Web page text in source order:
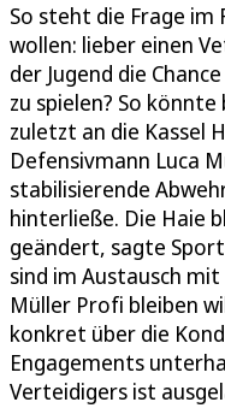
So steht die Frage im
wollen: lieber einen
der Jugend die
zu spielen? So
zuletzt an die Kassel
Defensivmann Luca
stabilisierende
hinterließe. Die Haie
geändert, sagte
sind im Austausch
Müller Profi bleiben
konkret über die
Engagements
Verteidigers ist